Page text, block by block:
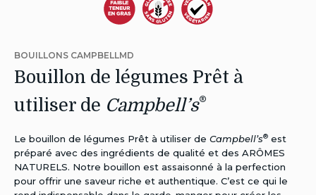
Régimes:
Faible
en
gras
Sans
Gluten
Végétarien
BOUILLONS CAMPBELLMD
Bouillon de légumes Prêt à
utiliser de Campbell’s®
Le bouillon de légumes Prêt à utiliser de Campbell’s® est
préparé avec des ingrédients de qualité et des ARÔMES
NATURELS. Notre bouillon est assaisonné à la perfection
pour offrir une saveur riche et authentique. C’est ce qui le